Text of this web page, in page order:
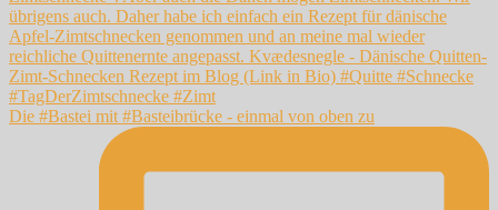
Die #Bastei mit #Basteibrücke - einmal von oben zu